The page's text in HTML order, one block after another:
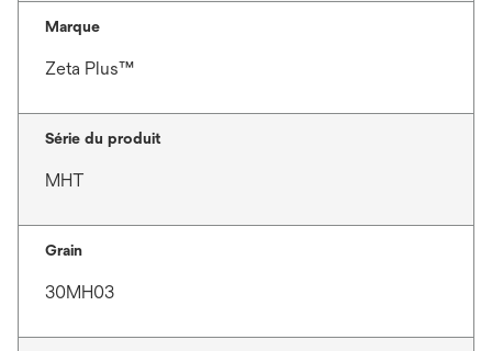
Marque
Zeta Plus™
Série du produit
MHT
Grain
30MH03